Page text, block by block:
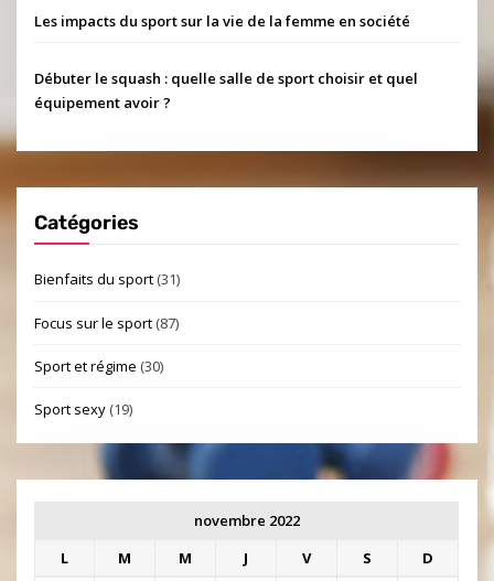
Les impacts du sport sur la vie de la femme en société
Débuter le squash : quelle salle de sport choisir et quel
équipement avoir ?
Catégories
Bienfaits du sport (31)
Focus sur le sport (87)
Sport et régime (30)
Sport sexy (19)
novembre 2022
L
M M J V S
D